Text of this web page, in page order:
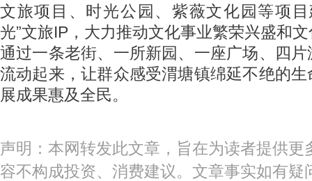
文旅项目、时光公园、紫薇文化园等项
光”文旅IP，大力推动文化事业繁荣兴盛和
通过一条老街、一所新园、一座广场、四
流动起来，让群众感受渭塘镇绵延不绝的
展成果惠及全民。
声明：本网转发此文章，旨在为读者提供更
容不构成投资、消费建议。文章事实如有疑